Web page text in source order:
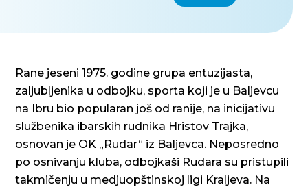
Rane jeseni 1975. godine grupa entuzijasta,
zaljubljenika u odbojku, sporta koji je u Baljevcu
na Ibru bio popularan još od ranije, na inicijativu
službenika ibarskih rudnika Hristov Trajka,
osnovan je OK „Rudar“ iz Baljevca. Neposredno
po osnivanju kluba, odbojkaši Rudara su pristupili
takmičenju u medjuopštinskoj ligi Kraljeva. Na